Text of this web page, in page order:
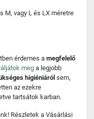
M, vagy L és LX méretre
érdemes amegfelelő
meg a legjobb
higiéniáról sem,
az ezekre
tartsátok karban.
Részletek a Vásárlási